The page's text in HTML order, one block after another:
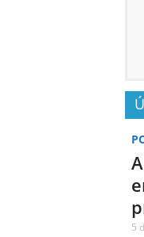
5